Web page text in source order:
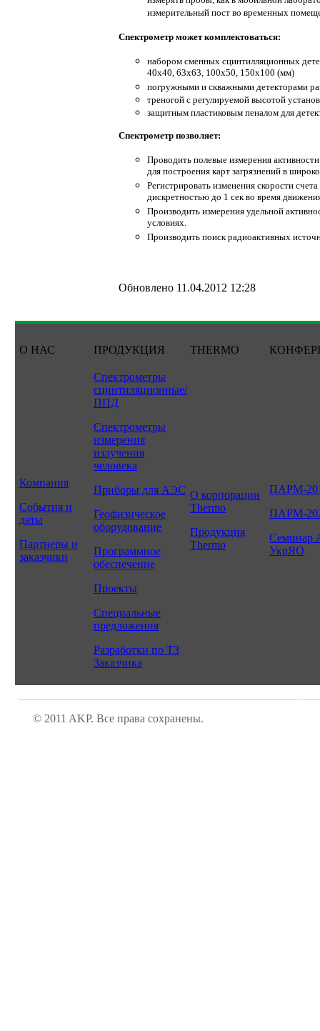
измерительный пост во временных
Спектрометр может комплектоваться:
набором сменных сцинтилляционных
40х40, 63х63, 100х50, 150x100 (мм)
погружными и скважными детекторами
треногой с регулируемой высотой
защитным пластиковым пеналом для
Спектрометр позволяет:
Проводить полевые измерения
для построения карт загрязнений в
Регистрировать изменения скорости
дискретностью до 1 сек во время
Производить измерения удельной
условиях.
Производить поиск радиоактивных
Обновлено 11.04.2012 12:28
О НАС ПРОДУКЦИЯ THERMO
Компания
События и
даты
Партнеры и
заказчики
Спектрометры
сцинтиляционные/
ППД
Спектрометры
измерения
излучения
человека
Приборы для АЭС
Геофизическое
оборудование
Программное
обеспечение
Проекты
Специальные
предложения
Разработки по ТЗ
Заказчика
О корпорации
Thermo
Продукция
Thermo
ПАРМ-
ПАРМ-
Семинар
УкрЯО
© 2011 AKP. Все права сохранены.